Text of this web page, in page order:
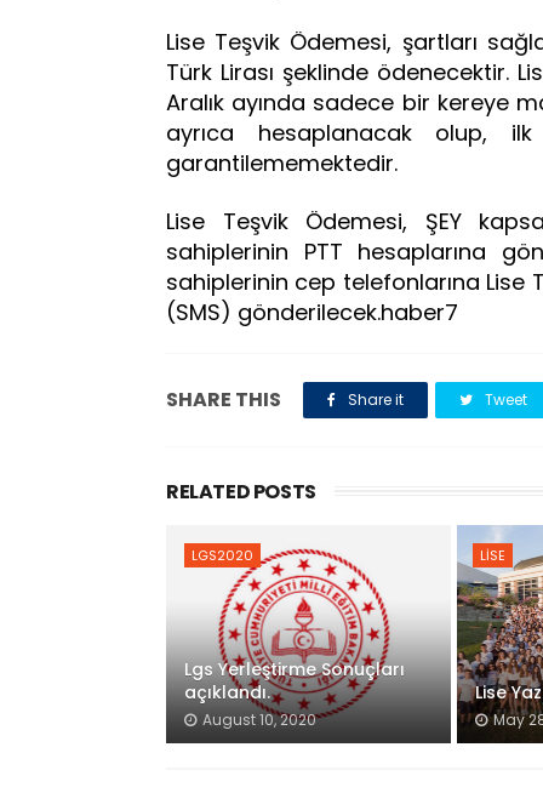
Lise Teşvik Ödemesi, şartları
Türk Lirası şeklinde ödenecektir.
Aralık ayında sadece bir kereye
ayrıca hesaplanacak olup,
garantilememektedir.
Lise Teşvik Ödemesi, ŞEY
sahiplerinin PTT hesaplarına
sahiplerinin cep telefonlarına Lise
(SMS) gönderilecek.haber7
SHARE THIS Share it Tweet
RELATED POSTS
LGS2020
Lgs Yerleştirme Sonuçları
açıklandı.
August 10, 2020
LİSE
Lise
May